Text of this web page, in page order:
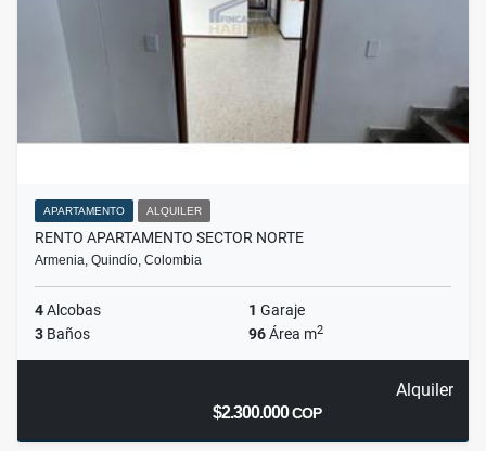
APARTAMENTO ALQUILER
RENTO APARTAMENTO SECTOR NORTE
Armenia, Quindío, Colombia
4Alcobas 1 Garaje
3 Baños 96Área m2
Alquiler
$2.300.000COP